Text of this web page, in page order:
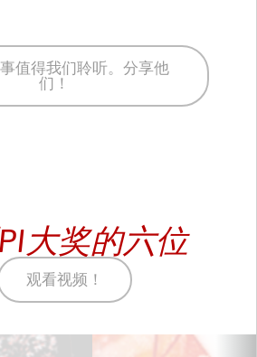
值得我们聆听。分享他
们！
大奖的六位
观看视频！